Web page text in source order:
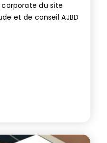
du site
et de conseil AJBD